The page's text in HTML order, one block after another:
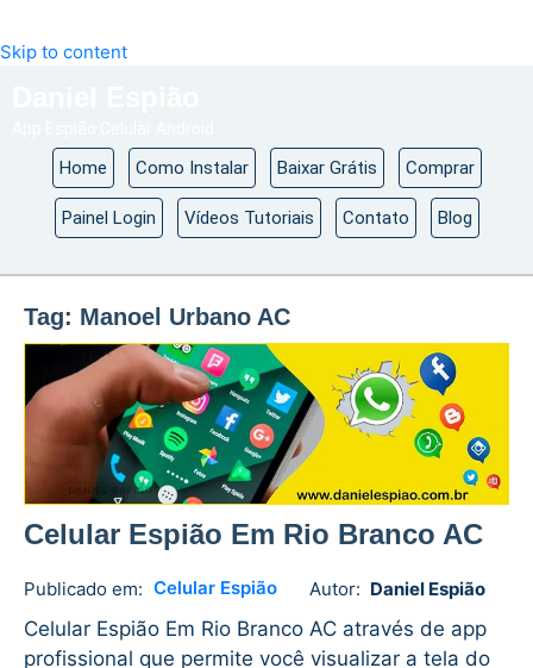
Skip to content
Home Como Instalar Baixar Grátis Comprar
Painel Login Vídeos Tutoriais Contato Blog
Tag: Manoel Urbano AC
Celular Espião Em Rio Branco AC
Publicado em: Celular Espião Autor: Daniel Espião
Daniel
Espião
No
comments
Celular Espião Em Rio Branco AC através de app
profissional que permite você visualizar a tela do